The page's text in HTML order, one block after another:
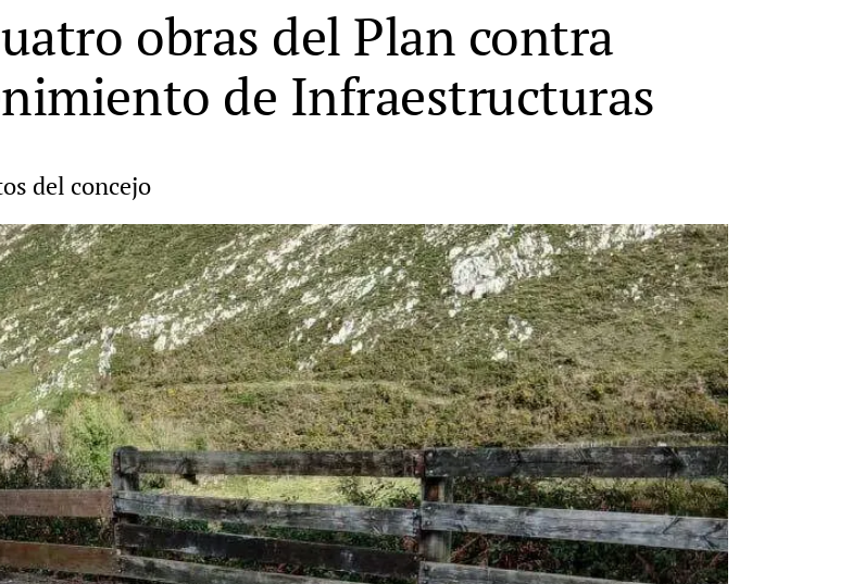
obras del Plan contra
de Infraestructuras
del concejo